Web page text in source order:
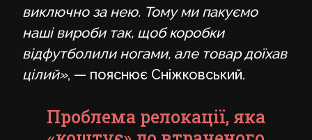
виключно за нею. Тому ми пакуємо
наші вироби так, щоб коробки
відфутболили ногами, але товар доїхав
цілий», — пояснює Сніжковський.
Проблема релокації, яка